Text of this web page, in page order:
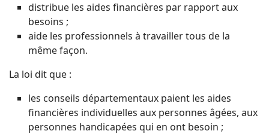
distribue les aides financières par rapport aux
besoins ;
aide les professionnels à travailler tous de la
même façon.
La loi dit que :
les conseils départementaux paient les aides
financières individuelles aux personnes âgées, aux
personnes handicapées qui en ont besoin ;